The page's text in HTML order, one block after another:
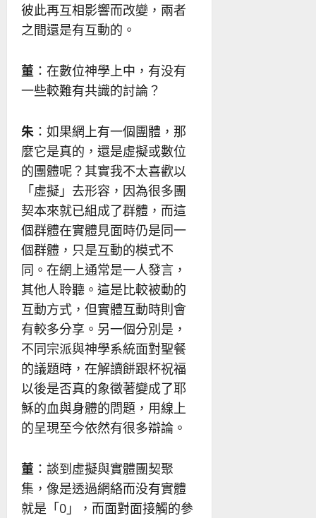
彼此再互相影響而改變，兩者
之間還是有互動的。
董 ：在數位神學上中，有没有
一些較難有共識的討論？
朱 ：如果網上有一個團體，那
麼它是真的，還是虛擬或數位
的團體呢？其實我不太喜歡以
「虛擬」去形容，因為很多團
契本來就已組成了群體，而這
個群體在實體見面時仍是同一
個群體，只是互動的模式不
同。在網上通常是一人發言，
其他人聆聽。這是比較被動的
互動方式，但實體互動時則會
有較多分享。另一個分別是，
不同宗派與神學系統面對聖餐
的議題時，在解讀餅跟杯祝福
以後是否真的象徵著變成了耶
穌的血與身體的問題，用線上
的呈現至今依然有很多辯論。
董 ：談到虛擬與實體團契聚
集，像是透過網絡而没有實體
就是「0」，而面對面接觸的參